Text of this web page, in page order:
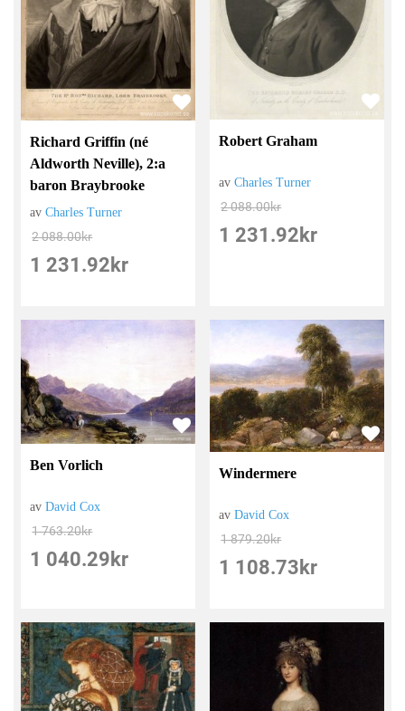
Richard Griffin (né
Aldworth Neville), 2:a
baron Braybrooke
avCharles Turner
2 088.00kr
1 231.92 kr
Robert Graham
avCharles Turner
2 088.00kr
1 231.92 kr
Ben Vorlich
avDavid Cox
1 763.20kr
1 040.29 kr
Windermere
avDavid Cox
1 879.20kr
1 108.73 kr